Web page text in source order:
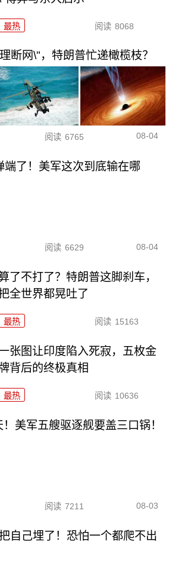
最热 阅读 8068
断网\"，特朗普忙递橄榄枝？
阅读 6765 08-04
端了！美军这次到底输在哪
阅读 6629 08-04
了不打了？特朗普这脚刹车，
全世界都晃吐了
最热 阅读 15163
张图让印度陷入死寂，五枚金
背后的终极真相
最热 阅读 10636
！美军五艘驱逐舰要盖三口锅！
阅读 7211 08-03
自己埋了！恐怕一个都爬不出